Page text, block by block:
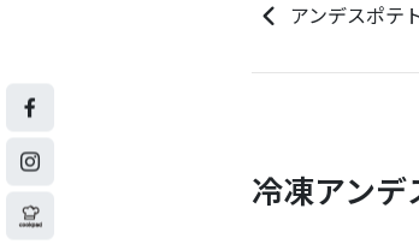
アンデスポテ
冷凍アン